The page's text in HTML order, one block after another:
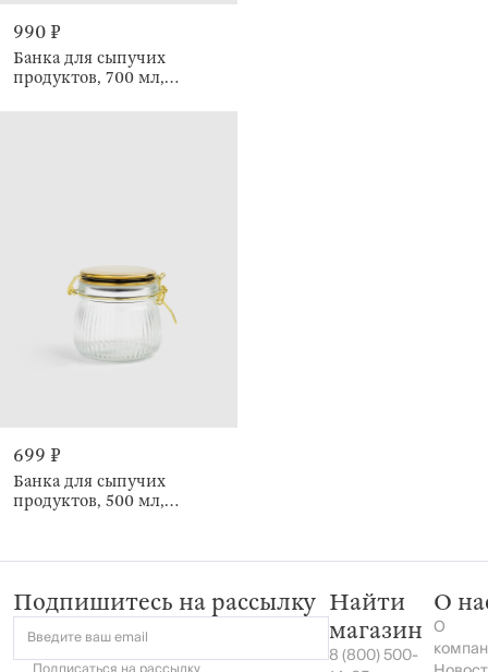
990 ₽
Банка для сыпучих
продуктов, 700 мл,
699 ₽
Банка для сыпучих
продуктов, 500 мл,
Подпишитесь на рассылку
Введите ваш email
Найти
магазин
8 (800) 500-
О
О